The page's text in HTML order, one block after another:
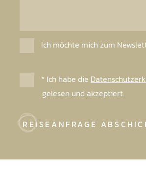
Ich möchte mich zum
* Ich habe die
gelesen und akzeptiert.
REISEANFRAGE